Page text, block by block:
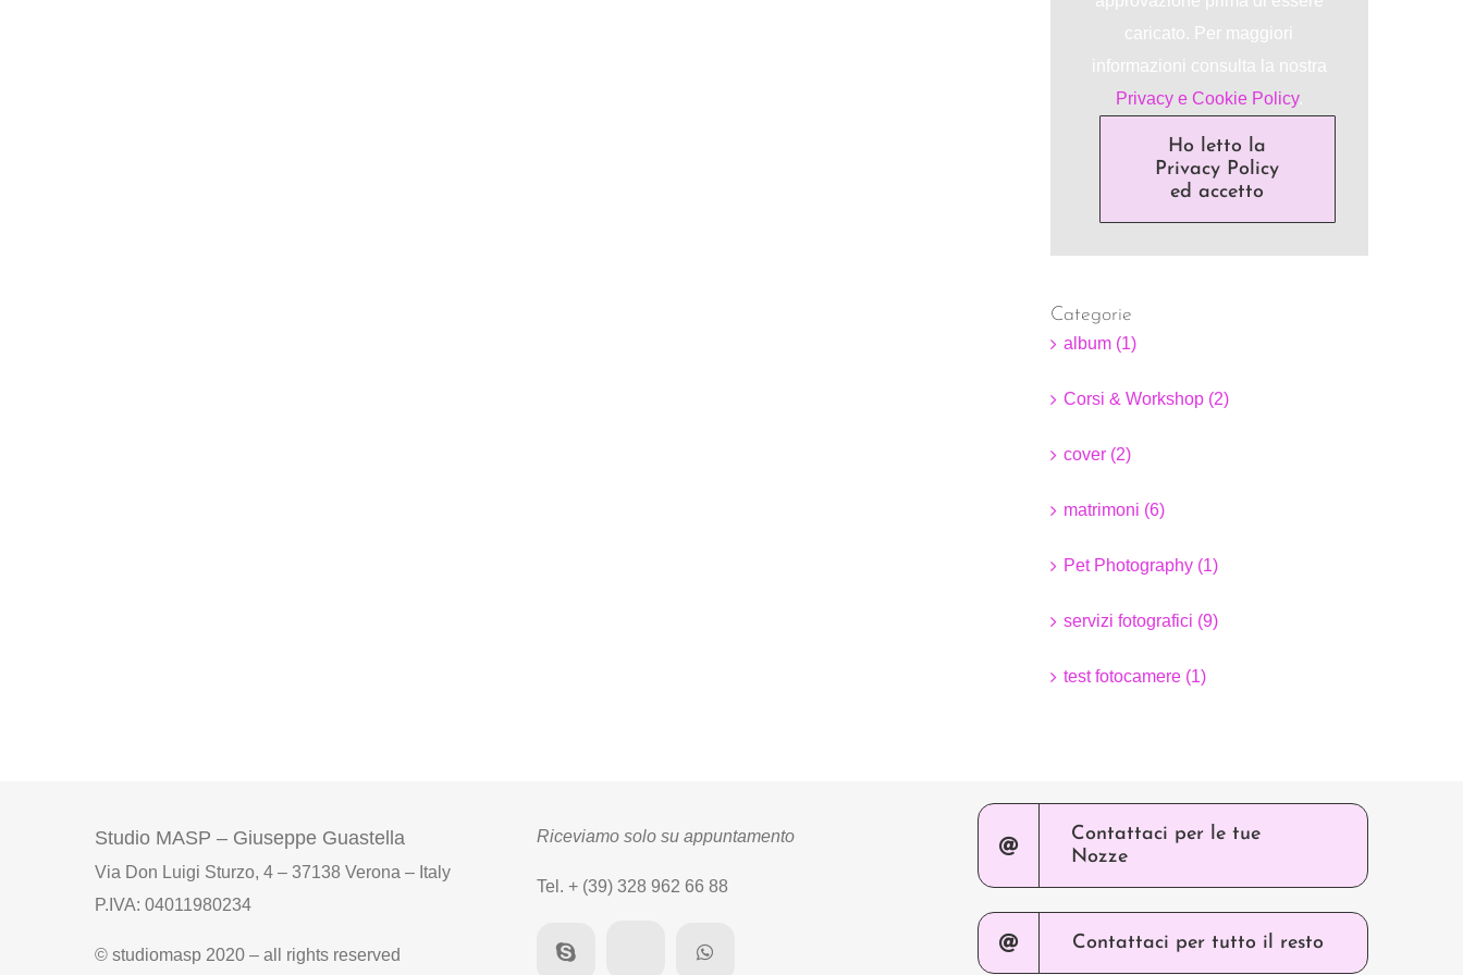
caricato. Per maggiori
informazioni consulta la nostra
Privacy e Cookie Policy.
Ho letto la
Privacy Policy
ed accetto
Categorie
album (1)
Corsi & Workshop (2)
cover (2)
matrimoni (6)
Pet Photography (1)
servizi fotografici (9)
test fotocamere (1)
Studio MASP – Giuseppe Guastella
Via Don Luigi Sturzo, 4 – 37138 Verona – Italy
P.IVA: 04011980234
© studiomasp 2020 – all rights reserved
Riceviamo solo su appuntamento
Tel. + (39) 328 962 66 88
Contattaci per le tue
Nozze
Contattaci per tutto il resto